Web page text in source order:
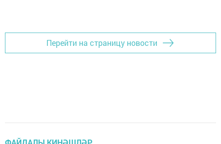
Перейти на страницу новости